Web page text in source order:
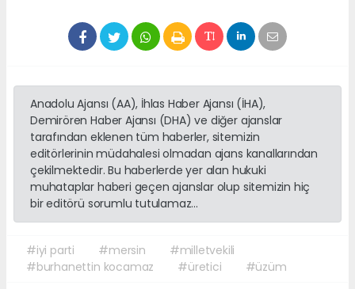
Anadolu Ajansı (AA), İhlas Haber Ajansı (İHA),
Demirören Haber Ajansı (DHA) ve diğer ajanslar
tarafından eklenen tüm haberler, sitemizin
editörlerinin müdahalesi olmadan ajans kanallarından
çekilmektedir. Bu haberlerde yer alan hukuki
muhataplar haberi geçen ajanslar olup sitemizin hiç
bir editörü sorumlu tutulamaz...
#iyi parti #mersin
#milletvekili
#burhanettin kocamaz
#üretici #üzüm